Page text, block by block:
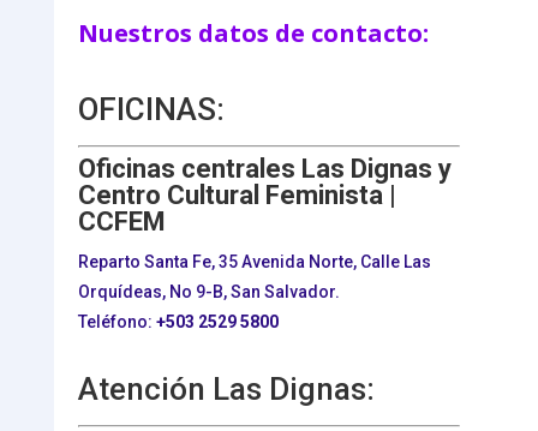
Nuestros datos de contacto:
OFICINAS:
Oficinas centrales Las Dignas y
Centro Cultural Feminista |
CCFEM
Reparto Santa Fe, 35 Avenida Norte, Calle Las
Orquídeas, No 9-B, San Salvador.
Teléfono: +503 2529 5800
Atención Las Dignas: